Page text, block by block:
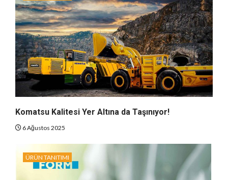
Komatsu Kalitesi Yer Altına da Taşınıyor!
6 Ağustos 2025
ÜRÜN TANITIMI